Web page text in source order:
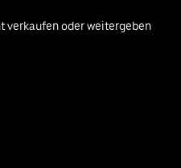
verkaufen oder weitergeben